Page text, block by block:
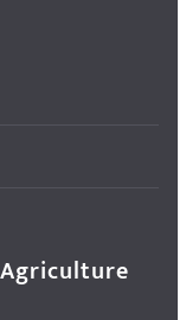
Agriculture